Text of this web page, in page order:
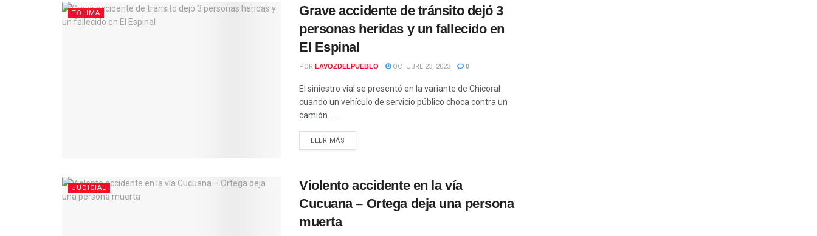
TOLIMA
Grave accidente de tránsito dejó 3
personas heridas y un fallecido en
El Espinal
POR LAVOZDELPUEBLO OCTUBRE 23, 2023 0
El siniestro vial se presentó en la variante de Chicoral
cuando un vehículo de servicio público choca contra un
camión. ...
LEER MÁS
JUDICIAL
Violento accidente en la vía
Cucuana – Ortega deja una persona
muerta